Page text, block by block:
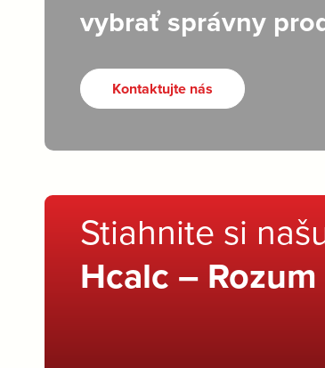
vybrať správny
Kontaktujte nás
Stiahnite si
Hcalc –